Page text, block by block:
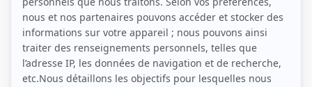
ALAIN BERTRAND
Liens
Fiche de Alain Bertrand sur Showbizz.net